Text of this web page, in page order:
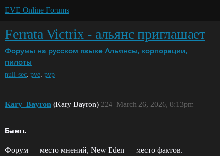
EVE Online Forums
Ferrata Victrix - альянс приглашает
Форумы на русском языке Альянсы, корпорации,
пилоты
null-sec, pve, pvp
Kary_Bayron (Kary Bayron) March 26, 2026, 8:13pm
224
Бамп.
Форум — место мнений, New Eden — место фактов.